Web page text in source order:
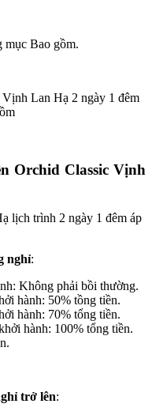
mục Bao gồm.
Orchid Classic Vịnh
lịch trình 2 ngày 1 đêm áp
nghỉ:
Không phải bồi thường.
hành: 50% tồng tiền.
hành: 70% tổng tiền.
hành: 100% tổng tiền.
trở lên: